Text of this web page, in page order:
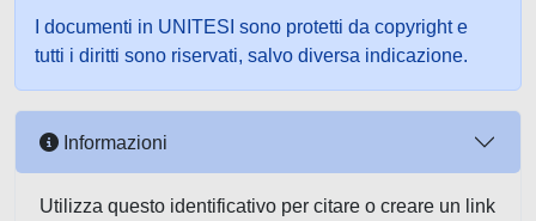
I documenti in UNITESI sono protetti da copyright e
tutti i diritti sono riservati, salvo diversa indicazione.
Informazioni
Utilizza questo identificativo per citare o creare un link